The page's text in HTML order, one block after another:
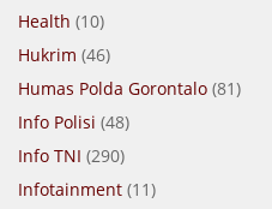
Health (10)
Hukrim (46)
Humas Polda Gorontalo (81)
Info Polisi (48)
Info TNI (290)
Infotainment (11)